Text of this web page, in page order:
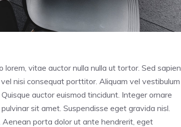
lorem, vitae auctor nulla nulla ut tortor. Sed sapien
nisi consequat porttitor. Aliquam vel vestibulum
auctor euismod tincidunt. Integer ornare
sit amet. Suspendisse eget gravida nisl.
Aenean porta dolor ut ante hendrerit, eget